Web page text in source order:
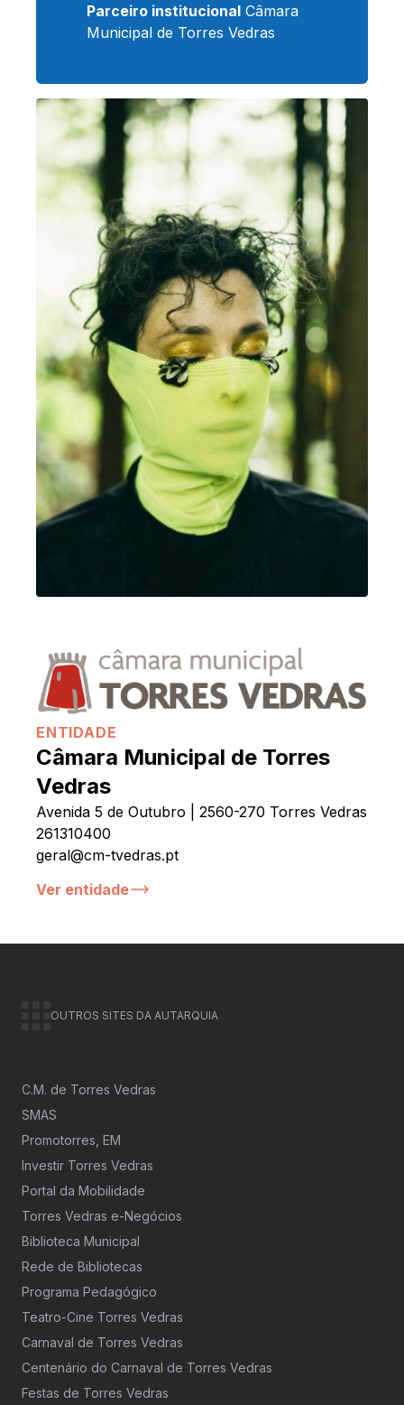
Parceiro institucional Câmara
Municipal de Torres Vedras
ENTIDADE
Câmara Municipal de Torres
Vedras
Avenida 5 de Outubro | 2560-270 Torres Vedras
261310400
geral@cm-tvedras.pt
Ver entidade
OUTROS SITES DA AUTARQUIA
C.M. de Torres Vedras
SMAS
Promotorres, EM
Investir Torres Vedras
Portal da Mobilidade
Torres Vedras e-Negócios
Biblioteca Municipal
Rede de Bibliotecas
Programa Pedagógico
Teatro-Cine Torres Vedras
Carnaval de Torres Vedras
Centenário do Carnaval de Torres Vedras
Festas de Torres Vedras